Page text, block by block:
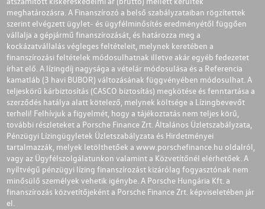
meghatározásra. A Finanszírozó a belső szabályzataiban rögzítettek
szerint elvégzett ügylet- és ügyfélminősítés eredményétől függően
vállalja a gépjármű finanszírozását, és határozza meg a
kockázatvállalás végleges feltételeit, melynek keretében a
finanszírozási feltételek módosulhatnak illetve akár egyéb fedezetet
írhat elő. A lízingdíj nagysága a vételár módosulása és a Referencia
kamatláb (3 havi BUBOR) változásának függvényében módosulhat. A
teljeskörű kárbiztosítás (CASCO biztosítás) megkötése és fenntartása a
szerződés hatálya alatt kötelező, melynek költsége a Lízingbevevőt
terheli! Felhívjuk a figyelmét, hogy a tájékoztatás nem teljes körű,
további részleteket a Porsche Finance Zrt. Általános Üzletszabályzata,
Pénzügyi Lízingügyletek Üzletszabályzata és Hirdetményei
tartalmazzák, melyek letölthetőek a www.porschefinance.hu oldalról,
vagy az Ügyfélszolgálatunkon valamint a Közvetítőnél elérhetőek. A
nyíltvégű pénzügyi lízing finanszírozást kizárólag fogyasztónak nem
minősülő személyek vehetik igénybe. A Porsche Hungária Kft. a
finanszírozás közvetítőjeként a Porsche Finance Zrt. képviseletében jár
el.